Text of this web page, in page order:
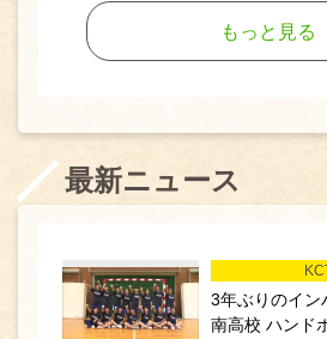
もっと見る
最新ニュース
3年ぶりのイン
南高校 ハンド